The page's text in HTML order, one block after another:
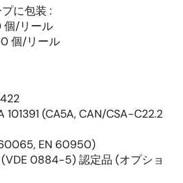
に包装 :
個/リール
個/リール
101391 (CA5A, CAN/CSA-C22.2
EN 60950)
0884-5) 認定品 (オプショ